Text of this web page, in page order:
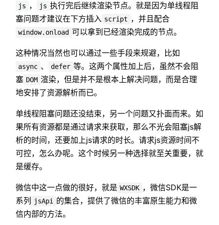
js ， js 执行完后继续渲染节点。就是因为单线程阻
塞问题才建议在下方插入 script ，并且配合
window.onload 可以拿到已经渲染完成的节点。
这种情况当然也可以通过一些手段来规避，比如
async 、 defer 等。这两个属性加上后，虽然不会阻
塞 DOM 渲染，但是并不是根本上解决问题，而是合理
地安排了资源解析而已。
单线程阻塞问题还没结束，另一个问题又扑面而来。如
果所有资源都是通过请求来获取，那么不光会阻塞js解
析的时间，还要加上js请求的时长。请求js资源时间不
可控，怎么办呢。这个时候另一种选择就至关重要，就
是缓存。
微信中这一点做的很好，就是 WXSDK ，微信SDK是一
系列 jsApi
的集合，提供了微信的丰富原生能力和微
信内部的方法。